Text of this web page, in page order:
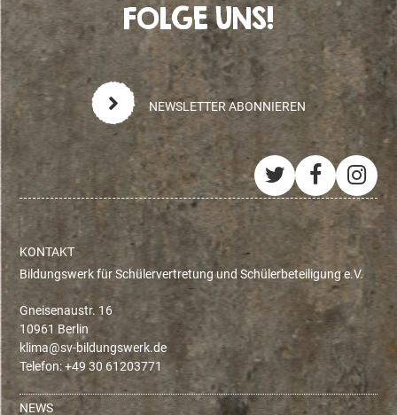
FOLGE UNS!
NEWSLETTER ABONNIEREN
Twitter
KONTAKT
Bildungswerk für Schülervertretung und Schülerbeteiligung e.V.
Gneisenaustr. 16
10961 Berlin
ed.krewsgnudlib-vs@amilk
Telefon: +49 30 61203771
NEWS